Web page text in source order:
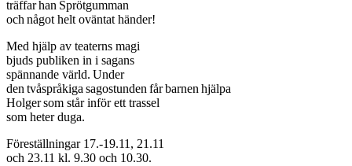
träffar han Sprötgumman
och något helt oväntat händer!
Med hjälp av teaterns magi
bjuds publiken in i sagans
spännande värld. Under
den tvåspråkiga sagostunden får barnen hjälpa
Holger som står inför ett trassel
som heter duga.
Föreställningar 17.-19.11, 21.11
och 23.11 kl. 9.30 och 10.30.